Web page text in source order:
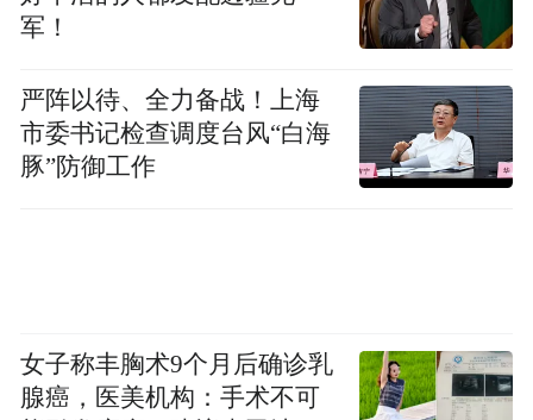
军！
严阵以待、全力备战！上海
市委书记检查调度台风“白海
豚”防御工作
女子称丰胸术9个月后确诊乳
腺癌，医美机构：手术不可